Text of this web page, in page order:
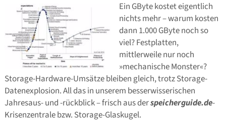
Ein GByte kostet eigentlich
nichts mehr – warum kosten
dann 1.000 GByte noch so
viel? Festplatten,
mittlerweile nur noch
»mechanische Monster«?
Storage-Hardware-Umsätze bleiben gleich, trotz Storage-
Datenexplosion. All das in unserem besserwisserischen
Jahresaus- und -rückblick – frisch aus derspeicherguide.de-
Krisenzentrale bzw. Storage-Glaskugel.